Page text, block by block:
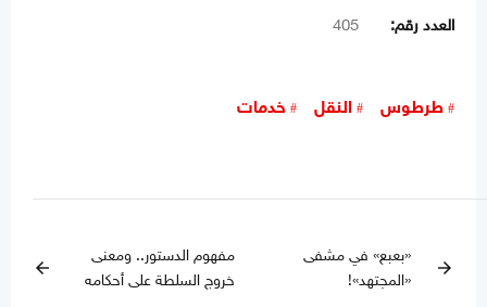
العدد رقم: 405
طرطوس النقل خدمات
arrow_forward
«بعبع» في مشفى
«المجتهد»!
مفهوم الدستور.. ومعنى
خروج السلطة على أحكامه
arrow_back